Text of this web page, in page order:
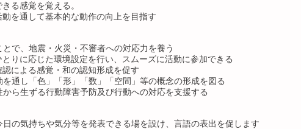
る感覚を覚える。
を通して基本的な動作の向上を目指す
で、地震・火災・不審者への対応力を養う
りに応じた環境設定を行い、スムーズに活動に参加できる
による感覚・和の認知形成を促す
通し「色」「形」「数」「空間」等の概念の形成を図る
ら生ずる行動障害予防及び行動への対応を支援する
の気持ちや気分等を発表できる場を設け、言語の表出を促します